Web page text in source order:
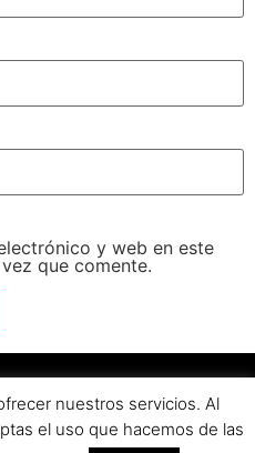
y web en este
que comente.
Regadíos del Condado– Aviso
nuestros servicios. Al
el uso que hacemos de las